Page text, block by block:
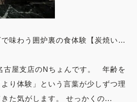
味わう囲炉裏の食体験【炭焼い…
古屋支店のNちょんです。 年齢を
り体験」という言葉が少しずつ理
た気がします。 せっかくの...